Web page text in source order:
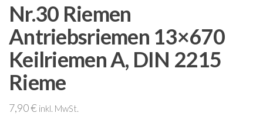
Nr.30 Riemen
Antriebsriemen 13×670
Keilriemen A, DIN 2215
Rieme
7,90€ inkl. MwSt.